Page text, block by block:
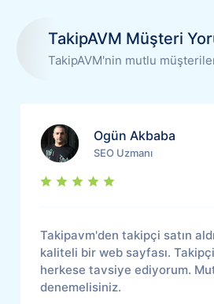
TakipAVM Müşteri
TakipAVM'nin mutlu
Ogün Akbaba
SEO Uzmanı
Takipavm'den takipçi satın
kaliteli bir web sayfası.
herkese tavsiye ediyorum.
denemelisiniz.